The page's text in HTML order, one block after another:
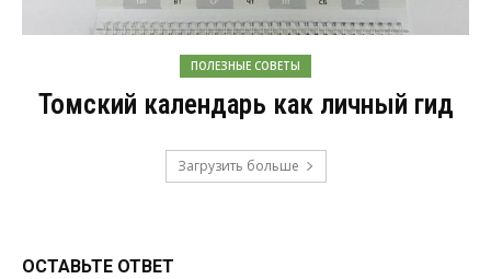
ПОЛЕЗНЫЕ СОВЕТЫ
Томский календарь как личный гид
Загрузить больше
ОСТАВЬТЕ ОТВЕТ